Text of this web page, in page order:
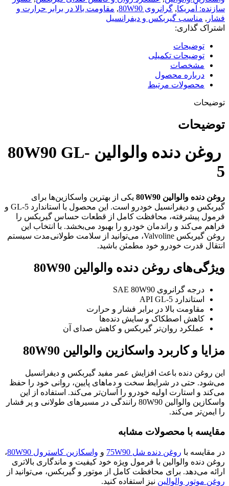
سازنده: آمریکا, گرانروی 80W90 , مقاومت بالا در برابر حرارت و
فشار , مناسب گیربکس و دیفرانسیل
اشتراک گذاری:
توضیحات
توضیحات تکمیلی
مشخصات
درباره محصول
محصولات مرتبط
توضیحات
توضیحات
روغن دنده والوالین 80W90 GL-
5
روغن دنده والوالین 80W90
یکی از بهترین واسکازین‌ها برای
گیربکس و دیفرانسیل خودرو است. این محصول با استاندارد GL-5 و
فرمول پیشرفته، محافظت کامل از قطعات حساس گیربکس را
فراهم می‌کند و راندمان خودرو را بهبود می‌بخشد. با انتخاب این
روغن گیربکس Valvoline، می‌توانید از سلامت طولانی‌مدت سیستم
انتقال قدرت خودرو خود مطمئن باشید.
ویژگی‌های روغن دنده والوالین 80W90
درجه گرانروی SAE 80W90
استاندارد API GL-5
مقاومت بالا در برابر فشار و حرارت
کاهش اصطکاک و سایش دنده‌ها
عملکرد روان‌تر گیربکس و کاهش صدای آن
مزایا و کاربرد واسکازین والوالین 80W90
این روغن دنده باعث افزایش عمر مفید گیربکس و دیفرانسیل
می‌شود. حتی در شرایط سخت و دماهای پایین، روانی خود را حفظ
می‌کند و استارت اولیه خودرو را آسان‌تر می‌کند. استفاده از این
واسکازین والوالین 80W90 رانندگی در مسیرهای طولانی و پر فشار
را ایمن‌تر می‌کند.
مقایسه با محصولات مشابه
در مقایسه با روغن دنده شل 75W90 و واسکازین کاسترول 80W90
،
روغن دنده والوالین با فرمول ویژه خود کیفیت و ماندگاری بالاتری
ارائه می‌دهد. برای محافظت کامل از موتور و گیربکس، می‌توانید از
روغن موتور والوالین نیز استفاده کنید.